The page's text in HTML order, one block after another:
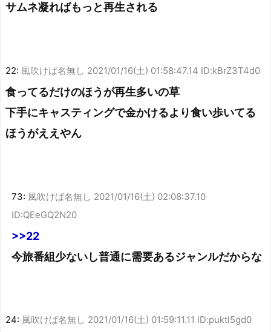
サムネ凝ればもっと再生される
22: 風吹けば名無し 2021/01/16(土) 01:58:47.14 ID:kBrZ3T4d0
食ってるだけのほうが再生多いの草
下手にキャスティングで金かけるより食い歩いてる
ほうがええやん
73: 風吹けば名無し 2021/01/16(土) 02:08:37.10
ID:QEeGQ2N20
>>22
今旅番組少ないし普通に需要あるジャンルだからな
24: 風吹けば名無し 2021/01/16(土) 01:59:11.11 ID:puktl5gd0